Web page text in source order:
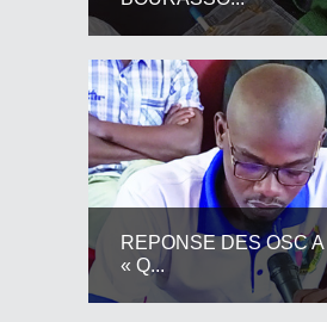
REPONSE DES OSC A
« Q...